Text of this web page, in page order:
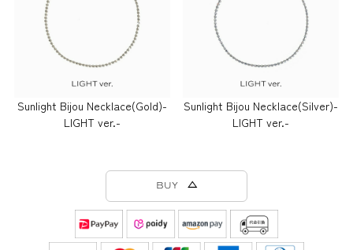
Sunlight Bijou Necklace(Gold)-
LIGHT ver.-
Sunlight Bijou Necklace(Silver)-
LIGHT ver.-
BUY △